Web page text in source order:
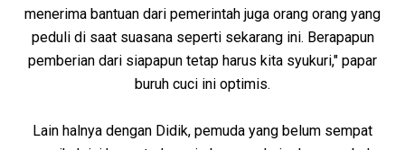
menerima bantuan dari pemerintah juga orang orang yang
peduli di saat suasana seperti sekarang ini. Berapapun
pemberian dari siapapun tetap harus kita syukuri," papar
buruh cuci ini optimis.
Lain halnya dengan Didik, pemuda yang belum sempat